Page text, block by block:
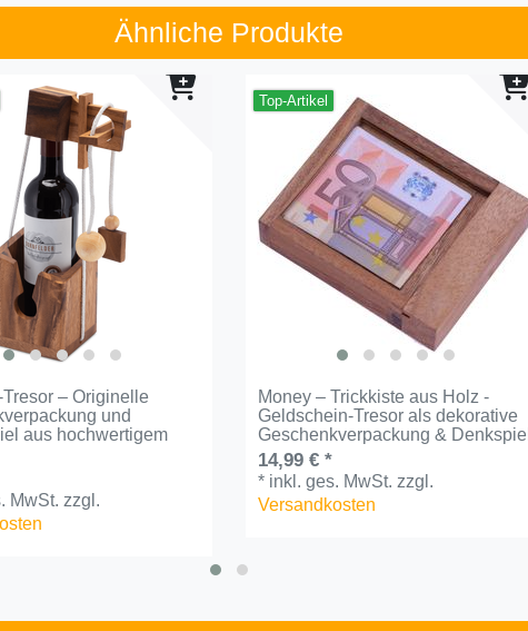
Ähnliche Produkte
– Originelle
und
aus hochwertigem
MwSt. zzgl.
Top-Artikel
Money – Trickkiste aus Holz -
Geldschein-Tresor als dekorative
Geschenkverpackung & Denkspiel
14,99 € *
* inkl. ges. MwSt. zzgl.
Versandkosten